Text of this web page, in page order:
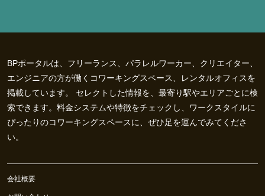
BPポータルは、フリーランス、パラレルワーカー、クリエイター、
エンジニアの方が働くコワーキングスペース、レンタルオフィスを
掲載しています。 セレクトした情報を、最寄り駅やエリアごとに検
索できます。料金システムや特徴をチェックし、ワークスタイルに
ぴったりのコワーキングスペースに、ぜひ足を運んでみてくださ
い。
会社概要